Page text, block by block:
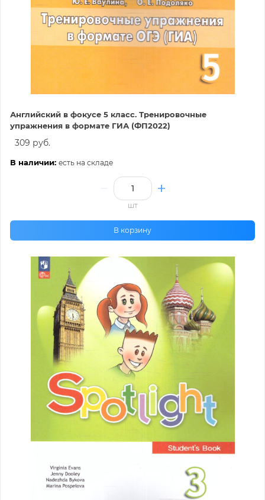
Английский в фокусе 5 класс. Тренировочные
упражнения в формате ГИА (ФП2022)
309 руб.
В наличии: есть на складе
шт
В корзину